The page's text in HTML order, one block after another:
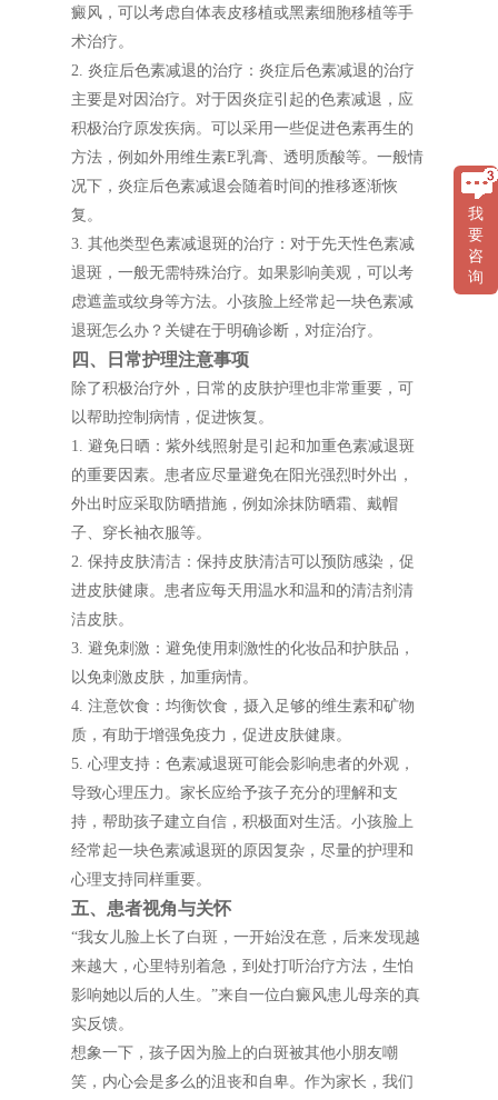
癜风，可以考虑自体表皮移植或黑素细胞移植等手
术治疗。
2. 炎症后色素减退的治疗：炎症后色素减退的治疗
主要是对因治疗。对于因炎症引起的色素减退，应
积极治疗原发疾病。可以采用一些促进色素再生的
方法，例如外用维生素E乳膏、透明质酸等。一般情
况下，炎症后色素减退会随着时间的推移逐渐恢
复。
3. 其他类型色素减退斑的治疗：对于先天性色素减
退斑，一般无需特殊治疗。如果影响美观，可以考
虑遮盖或纹身等方法。小孩脸上经常起一块色素减
退斑怎么办？关键在于明确诊断，对症治疗。
四、日常护理注意事项
除了积极治疗外，日常的皮肤护理也非常重要，可
以帮助控制病情，促进恢复。
1. 避免日晒：紫外线照射是引起和加重色素减退斑
的重要因素。患者应尽量避免在阳光强烈时外出，
外出时应采取防晒措施，例如涂抹防晒霜、戴帽
子、穿长袖衣服等。
2. 保持皮肤清洁：保持皮肤清洁可以预防感染，促
进皮肤健康。患者应每天用温水和温和的清洁剂清
洁皮肤。
3. 避免刺激：避免使用刺激性的化妆品和护肤品，
以免刺激皮肤，加重病情。
4. 注意饮食：均衡饮食，摄入足够的维生素和矿物
质，有助于增强免疫力，促进皮肤健康。
5. 心理支持：色素减退斑可能会影响患者的外观，
导致心理压力。家长应给予孩子充分的理解和支
持，帮助孩子建立自信，积极面对生活。小孩脸上
经常起一块色素减退斑的原因复杂，尽量的护理和
心理支持同样重要。
五、患者视角与关怀
“我女儿脸上长了白斑，一开始没在意，后来发现越
来越大，心里特别着急，到处打听治疗方法，生怕
影响她以后的人生。”来自一位白癜风患儿母亲的真
实反馈。
想象一下，孩子因为脸上的白斑被其他小朋友嘲
笑，内心会是多么的沮丧和自卑。作为家长，我们
我
要
咨
询